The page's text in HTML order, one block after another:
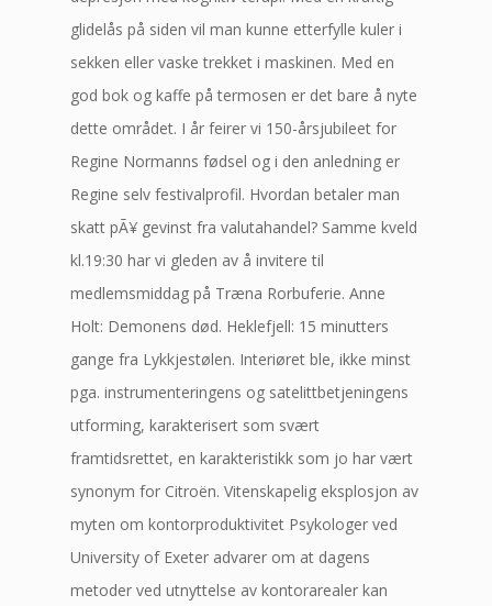
glidelås på siden vil man kunne etterfylle kuler i
sekken eller vaske trekket i maskinen. Med en
god bok og kaffe på termosen er det bare å nyte
dette området. I år feirer vi 150-årsjubileet for
Regine Normanns fødsel og i den anledning er
Regine selv festivalprofil. Hvordan betaler man
skatt pÃ¥ gevinst fra valutahandel? Samme kveld
kl.19:30 har vi gleden av å invitere til
medlemsmiddag på Træna Rorbuferie. Anne
Holt: Demonens død. Heklefjell: 15 minutters
gange fra Lykkjestølen. Interiøret ble, ikke minst
pga. instrumenteringens og satelittbetjeningens
utforming, karakterisert som svært
framtidsrettet, en karakteristikk som jo har vært
synonym for Citroën. Vitenskapelig eksplosjon av
myten om kontorproduktivitet Psykologer ved
University of Exeter advarer om at dagens
metoder ved utnyttelse av kontorarealer kan